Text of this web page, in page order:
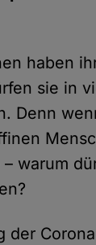
haben
sie in
Denn
warum
der